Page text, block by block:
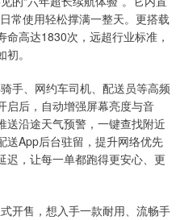
常使用轻松撑满一整天。更搭载
高达1830次，远超行业标准，
。
手、网约车司机、配送员等高频
启后，自动增强屏幕亮度与音
送沿途天气预警，一键查找附近
送App后台驻留，提升网络优先
迟，让每一单都跑得更安心、更
开售，想入手一款耐用、流畅手